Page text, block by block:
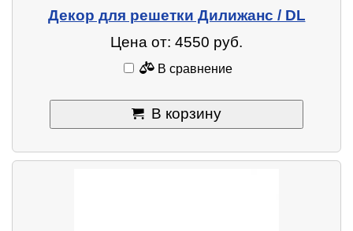
Декор для решетки Дилижанс / DL
Цена от: 4550 руб.
В сравнение
В корзину